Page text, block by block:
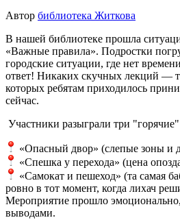
Автор библиотека Житкова
В нашей библиотеке прошла
«Важные правила». Подростки
городские ситуации, где нет
ответ! Никаких скучных лекций —
которых ребятам приходилось
сейчас.
Участники разыграли три
«Опасный двор» (слепые зоны и
«Спешка у перехода» (цена
«Самокат и пешеход» (та самая
ровно в тот момент, когда лихач
Мероприятие прошло
выводами.